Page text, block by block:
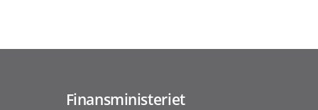
Finansministeriet